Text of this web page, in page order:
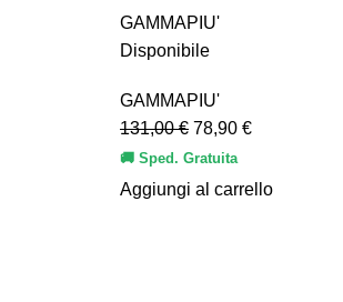
GAMMAPIU'
Disponibile
GAMMAPIU'
131,00€ 78,90 €
🚚 Sped. Gratuita
Aggiungi al carrello